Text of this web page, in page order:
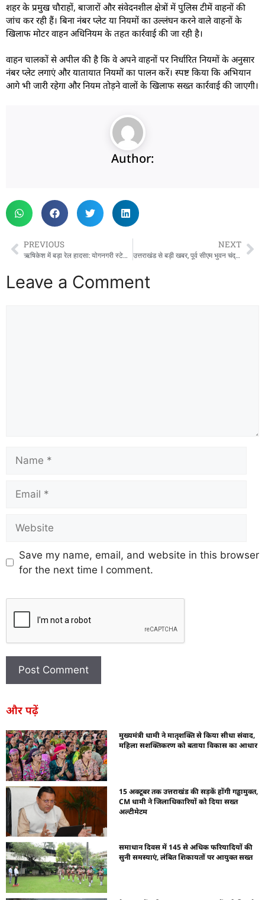
शहर के प्रमुख चौराहों, बाजारों और संवेदनशील क्षेत्रों में पुलिस टीमें वाहनों की
जांच कर रही हैं। बिना नंबर प्लेट या नियमों का उल्लंघन करने वाले वाहनों के
खिलाफ मोटर वाहन अधिनियम के तहत कार्रवाई की जा रही है।
वाहन चालकों से अपील की है कि वे अपने वाहनों पर निर्धारित नियमों के अनुसार
नंबर प्लेट लगाएं और यातायात नियमों का पालन करें। स्पष्ट किया कि अभियान
आगे भी जारी रहेगा और नियम तोड़ने वालों के खिलाफ सख्त कार्रवाई की जाएगी।
Author:
PREVIOUS
ऋषिकेश में बड़ा रेल हादसा: योगनगरी स्टेशन पर उज्जैनी एक्सप्रेस पटरी से उतरी
NEXT
उत्तराखंड से बड़ी खबर, पूर्व सीएम भुवन चंद्र खंडूरी का निधन
Leave a Comment
Save my name, email, and website in this browser
for the next time I comment.
और पढ़ें
मुख्यमंत्री धामी ने मातृशक्ति से किया सीधा संवाद,
महिला सशक्तिकरण को बताया विकास का आधार
15 अक्टूबर तक उत्तराखंड की सड़कें होंगी गड्ढामुक्त,
CM धामी ने जिलाधिकारियों को दिया सख्त
अल्टीमेटम
समाधान दिवस में 145 से अधिक फरियादियों की
सुनी समस्याएं, लंबित शिकायतों पर आयुक्त सख्त